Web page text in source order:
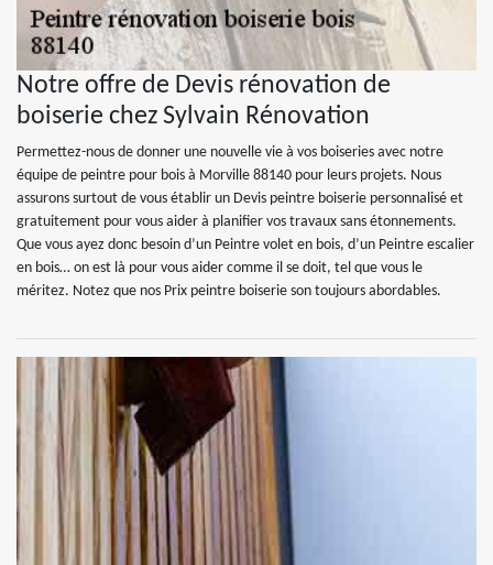
Notre offre de Devis rénovation de
boiserie chez Sylvain Rénovation
Permettez-nous de donner une nouvelle vie à vos boiseries avec notre
équipe de peintre pour bois à Morville 88140 pour leurs projets. Nous
assurons surtout de vous établir un Devis peintre boiserie personnalisé et
gratuitement pour vous aider à planifier vos travaux sans étonnements.
Que vous ayez donc besoin d’un Peintre volet en bois, d’un Peintre escalier
en bois… on est là pour vous aider comme il se doit, tel que vous le
méritez. Notez que nos Prix peintre boiserie son toujours abordables.